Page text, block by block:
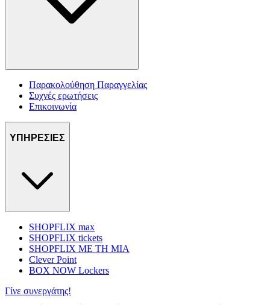
Παρακολούθηση Παραγγελίας
Συχνές ερωτήσεις
Επικοινωνία
ΥΠΗΡΕΣΙΕΣ
SHOPFLIX max
SHOPFLIX tickets
SHOPFLIX ΜΕ ΤΗ ΜΙΑ
Clever Point
BOX NOW Lockers
Γίνε συνεργάτης!